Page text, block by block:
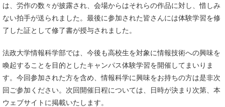
は、労作の数々が披露され、会場からはそれらの作品に対し、惜しみ
ない拍手が送られました。最後に参加された皆さんには体験学習を修
了した証として修了書が授与されました。
法政大学情報科学部では、今後も高校生を対象に情報技術への興味を
喚起することを目的としたキャンパス体験学習を開催してまいりま
す。今回参加された方を含め、情報科学に興味をお持ちの方は是非次
回ご参加ください。次回開催日程については、日時が決まり次第、本
ウェブサイトに掲載いたします。